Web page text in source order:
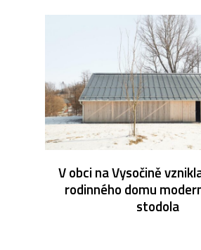
V obci na Vysočině
rodinného domu
stodola